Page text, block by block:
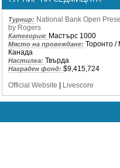
Турнир: National Bank Open
by Rogers
Категория: Мастърс 1000
Място на провеждане: Торонто /
Канада
Настилка: Твърда
Награден фонд: $9,415,724
Official Website | Livescore